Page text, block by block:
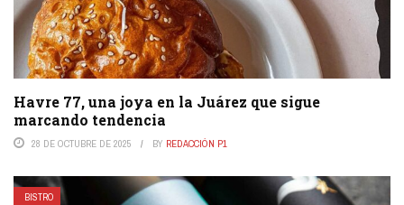
Havre 77, una joya en la Juárez que sigue
marcando tendencia
28 DE OCTUBRE DE 2025 BY REDACCIÓN P1
BISTRO